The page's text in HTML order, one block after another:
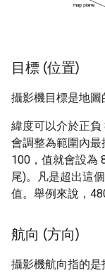
目標 (位置)
攝影機目標是地圖
緯度可以介於正
會調整為範圍內
100，值就會設為
尾)。凡是超出這
值。舉例來說，
航向 (方向)
攝影機航向指的是